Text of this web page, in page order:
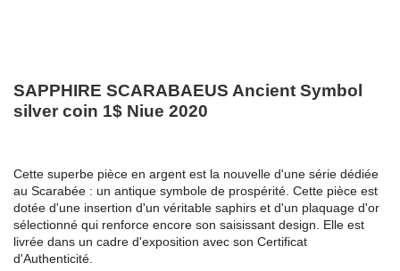
SAPPHIRE SCARABAEUS Ancient Symbol
silver coin 1$ Niue 2020
Cette superbe pièce en argent est la nouvelle d'une série dédiée
au Scarabée : un antique symbole de prospérité. Cette pièce est
dotée d'une insertion d'un véritable saphirs et d'un plaquage d'or
sélectionné qui renforce encore son saisissant design. Elle est
livrée dans un cadre d'exposition avec son Certificat
d'Authenticité.